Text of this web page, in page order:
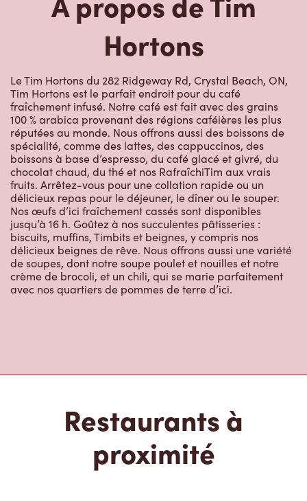
Hortons
Le Tim Hortons du 282 Ridgeway Rd, Crystal Beach, ON,
Tim Hortons est le parfait endroit pour du café
fraîchement infusé. Notre café est fait avec des grains
100 % arabica provenant des régions caféières les plus
réputées au monde. Nous offrons aussi des boissons de
spécialité, comme des lattes, des cappuccinos, des
boissons à base d’espresso, du café glacé et givré, du
chocolat chaud, du thé et nos RafraîchiTim aux vrais
fruits. Arrêtez-vous pour une collation rapide ou un
délicieux repas pour le déjeuner, le dîner ou le souper.
Nos œufs d’ici fraîchement cassés sont disponibles
jusqu’à 16 h. Goûtez à nos succulentes pâtisseries :
biscuits, muffins, Timbits et beignes, y compris nos
délicieux beignes de rêve. Nous offrons aussi une variété
de soupes, dont notre soupe poulet et nouilles et notre
crème de brocoli, et un chili, qui se marie parfaitement
avec nos quartiers de pommes de terre d’ici.
Restaurants à
proximité